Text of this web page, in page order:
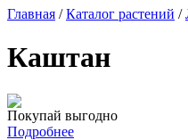
Главная /Каталог растений /
Каштан
Покупай выгодно
Подробнее